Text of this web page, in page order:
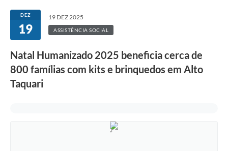
DEZ
19
19 DEZ 2025
ASSISTÊNCIA SOCIAL
Natal Humanizado 2025 beneficia cerca de
800 famílias com kits e brinquedos em Alto
Taquari